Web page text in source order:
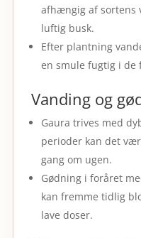
afhængig af sortens
luftig busk.
Efter plantning
en smule fugtig i de
Vanding og
Gaura trives med
perioder kan det
gang om ugen.
Gødning i foråret
kan fremme tidlig
lave doser.